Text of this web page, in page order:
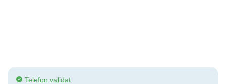
Telefon validat